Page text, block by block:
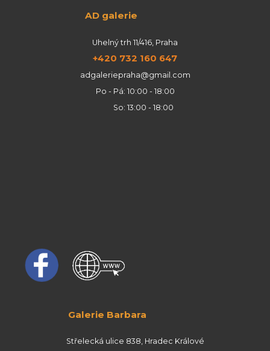
AD galerie
Uhelný trh 11/416, Praha
+420 732 160 647
adgaleriepraha@gmail.com
Po - Pá: 10:00 - 18:00
So: 13:00 - 18:00
Galerie Barbara
Střelecká ulice 838, Hradec Králové